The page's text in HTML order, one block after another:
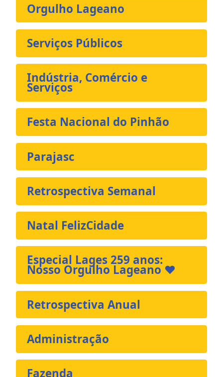
Orgulho Lageano
Serviços Públicos
Indústria, Comércio e
Serviços
Festa Nacional do Pinhão
Parajasc
Retrospectiva Semanal
Natal FelizCidade
Especial Lages 259 anos:
Nosso Orgulho Lageano ❤️
Retrospectiva Anual
Administração
Fazenda